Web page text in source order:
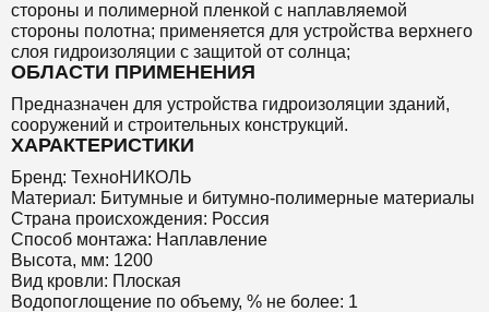
стороны и полимерной пленкой с наплавляемой
стороны полотна; применяется для устройства верхнего
слоя гидроизоляции с защитой от солнца;
ОБЛАСТИ ПРИМЕНЕНИЯ
Предназначен для устройства гидроизоляции зданий,
сооружений и строительных конструкций.
ХАРАКТЕРИСТИКИ
Бренд: ТехноНИКОЛЬ
Материал: Битумные и битумно-полимерные материалы
Страна происхождения: Россия
Способ монтажа: Наплавление
Высота, мм: 1200
Вид кровли: Плоская
Водопоглощение по объему, % не более: 1